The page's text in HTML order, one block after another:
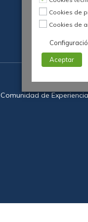
Comunidad de
Cookies de
Cookies de
Aceptar